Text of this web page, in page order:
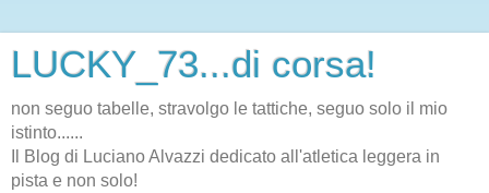
LUCKY_73...di corsa!
non seguo tabelle, stravolgo le tattiche, seguo solo il mio
istinto......
Il Blog di Luciano Alvazzi dedicato all'atletica leggera in
pista e non solo!